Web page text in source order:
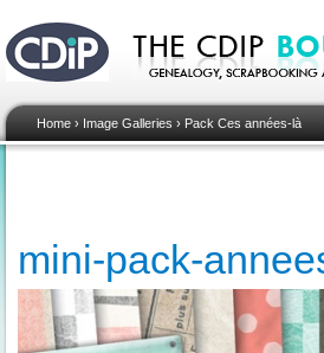
Home › Image Galleries › Pack Ces années-là
mini-pack-